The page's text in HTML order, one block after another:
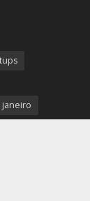
janeiro